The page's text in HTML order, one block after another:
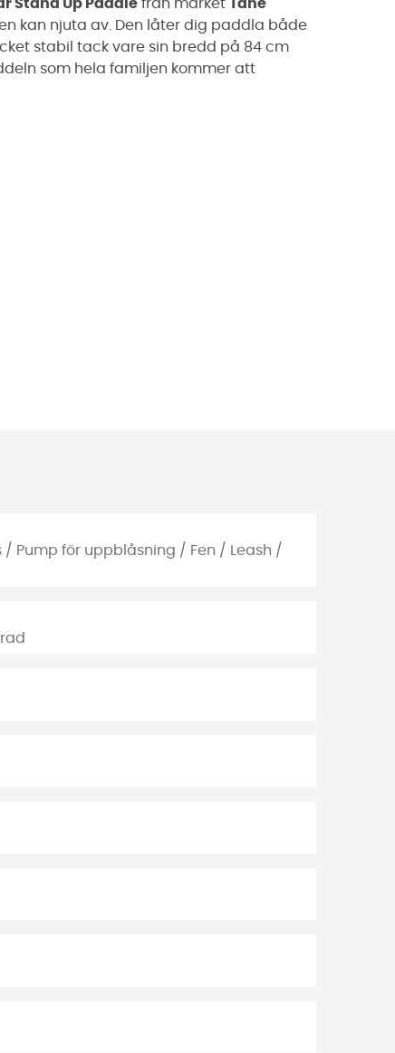
Stand Up Paddle från märket
Tahe
kan njuta av. Den låter dig paddla både
stabil tack vare sin bredd på 84 cm
som hela familjen kommer att
Pump för uppblåsning / Fen / Leash /